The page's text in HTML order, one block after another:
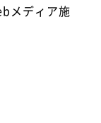
メディア施